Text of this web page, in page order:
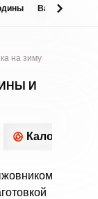
Варенье из
на зиму
И